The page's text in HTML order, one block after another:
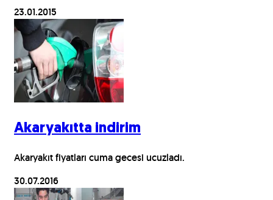
23.01.2015
Akaryakıtta indirim
Akaryakıt fiyatları cuma gecesi ucuzladı.
30.07.2016